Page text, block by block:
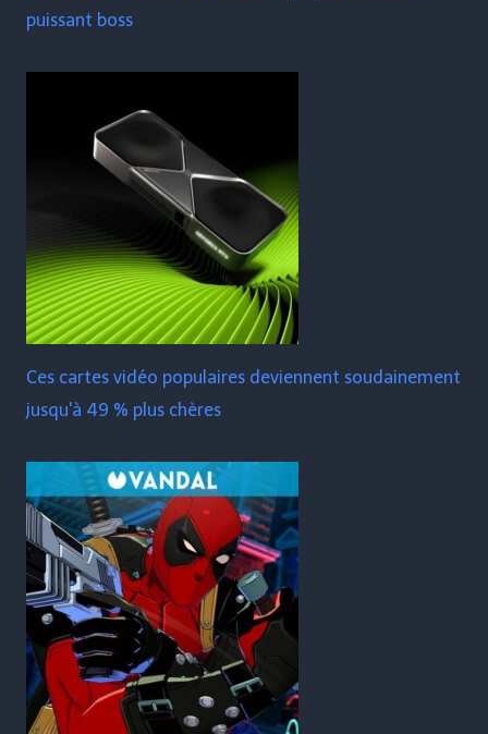
puissant boss
Ces cartes vidéo populaires deviennent soudainement
jusqu'à 49 % plus chères